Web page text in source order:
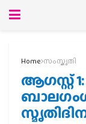
Home സംസ്കൃതി
ആഗസ്റ്റ്